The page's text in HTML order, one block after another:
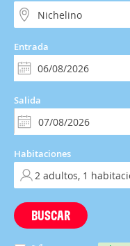
Entrada
Salida
Habitaciones
BUSCAR